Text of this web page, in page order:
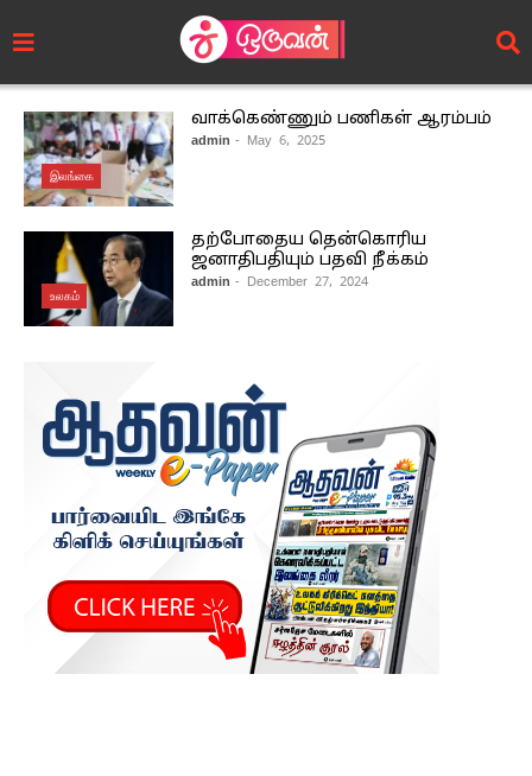
இலங்கை
வாக்கெண்ணும் பணிகள் ஆரம்பம்
admin - May 6, 2025
உலகம்
தற்போதைய தென்கொரிய
ஜனாதிபதியும் பதவி நீக்கம்
admin - December 27, 2024